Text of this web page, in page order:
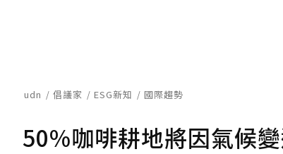
udn 倡議家 ESG新知 國際趨勢
50%咖啡耕地將因氣候